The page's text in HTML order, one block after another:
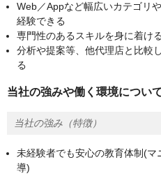
Web／Appなど幅広いカテゴリ
経験できる
専門性のあるスキルを身に着け
分析や提案等、他代理店と比較
る
当社の強みや働く環境につい
当社の強み（特徴）
未経験者でも安心の教育体制(
導)